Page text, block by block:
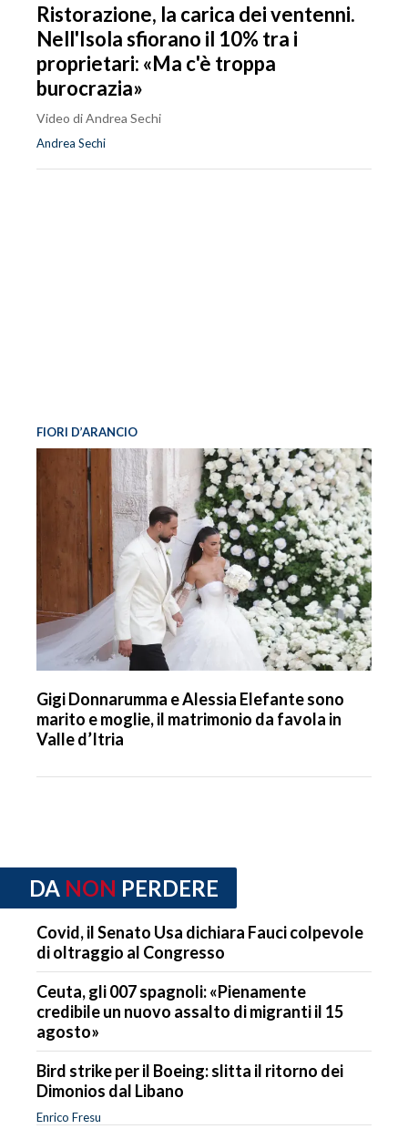
Ristorazione, la carica dei ventenni.
Nell'Isola sfiorano il 10% tra i
proprietari: «Ma c'è troppa
burocrazia»
Video di Andrea Sechi
Andrea Sechi
FIORI D’ARANCIO
Gigi Donnarumma e Alessia Elefante sono
marito e moglie, il matrimonio da favola in
Valle d’Itria
DA NON PERDERE
Covid, il Senato Usa dichiara Fauci colpevole
di oltraggio al Congresso
Ceuta, gli 007 spagnoli: «Pienamente
credibile un nuovo assalto di migranti il 15
agosto»
Bird strike per il Boeing: slitta il ritorno dei
Dimonios dal Libano
Enrico Fresu